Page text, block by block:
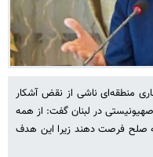
منطقه‌ای ناشی از نقض آشکار
در لبنان گفت: از همه
صلح فرصت دهند زیرا این هدف